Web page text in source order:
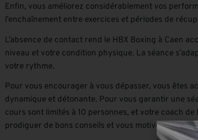
Enfin, vous améliorez considérablement vos
l’enchaînement entre exercices et périodes de
L’absence de contact rend le HBX Boxing à Caen
niveau et votre condition physique. La séance
votre rythme.
Pour vous encourager à vous dépasser, vous êtes
dynamique et détonante. Pour vous garantir une
cours sont limités à 10 personnes, et votre coach
prodiguer de bons conseils et vous motiver.